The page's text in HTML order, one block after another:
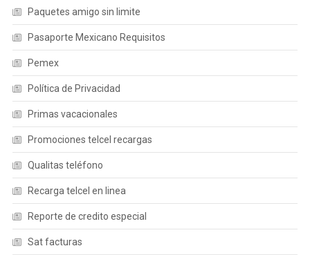
Paquetes amigo sin limite
Pasaporte Mexicano Requisitos
Pemex
Política de Privacidad
Primas vacacionales
Promociones telcel recargas
Qualitas teléfono
Recarga telcel en linea
Reporte de credito especial
Sat facturas